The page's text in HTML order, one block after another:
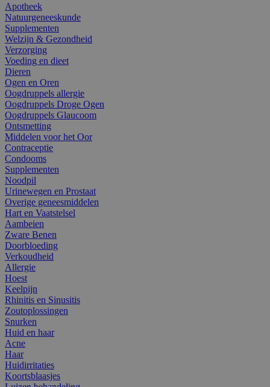
Apotheek
Natuurgeneeskunde
Supplementen
Welzijn & Gezondheid
Verzorging
Voeding en dieet
Dieren
Ogen en Oren
Oogdruppels allergie
Oogdruppels Droge Ogen
Oogdruppels Glaucoom
Ontsmetting
Middelen voor het Oor
Contraceptie
Condooms
Supplementen
Noodpil
Urinewegen en Prostaat
Overige geneesmiddelen
Hart en Vaatstelsel
Aambeien
Zware Benen
Doorbloeding
Verkoudheid
Allergie
Hoest
Keelpijn
Rhinitis en Sinusitis
Zoutoplossingen
Snurken
Huid en haar
Acne
Haar
Huidirritaties
Koortsblaasjes